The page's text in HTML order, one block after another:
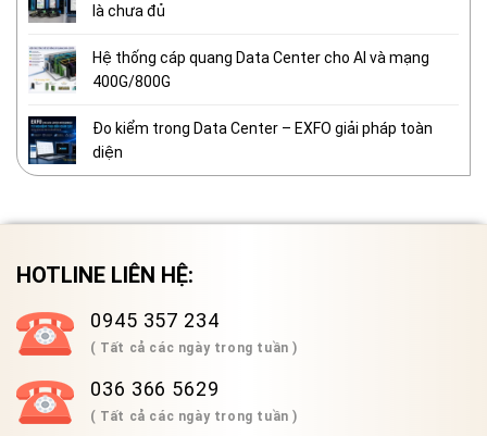
là chưa đủ
Hệ thống cáp quang Data Center cho AI và mạng
400G/800G
Đo kiểm trong Data Center – EXFO giải pháp toàn
diện
HOTLINE LIÊN HỆ:
0945 357 234
( Tất cả các ngày trong tuần )
036 366 5629
( Tất cả các ngày trong tuần )